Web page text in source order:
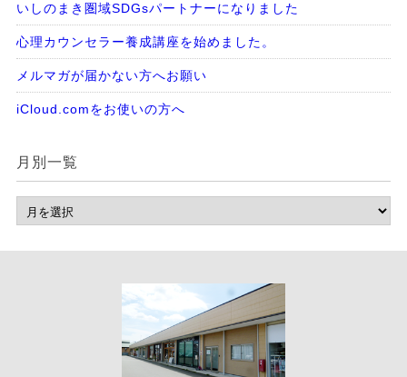
いしのまき圏域SDGsパートナーになりました
心理カウンセラー養成講座を始めました。
メルマガが届かない方へお願い
iCloud.comをお使いの方へ
月別一覧